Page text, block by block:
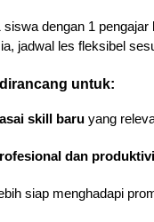
dengan 1
jadwal les fleksibel
dirancang untuk:
skill baruyang
dan
siap menghadapi